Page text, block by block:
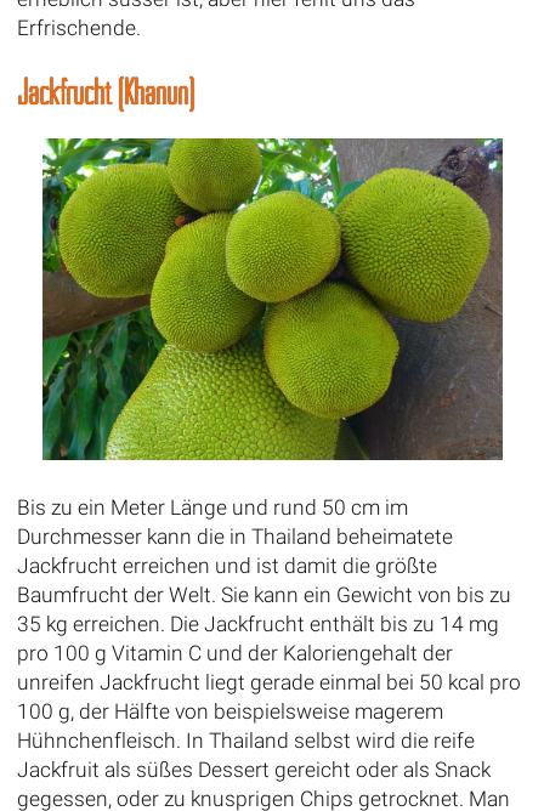
Erfrischende.
Jackfrucht (Khanun)
Bis zu ein Meter Länge und rund 50 cm im
Durchmesser kann die in Thailand beheimatete
Jackfrucht erreichen und ist damit die größte
Baumfrucht der Welt. Sie kann ein Gewicht von bis zu
35 kg erreichen. Die Jackfrucht enthält bis zu 14 mg
pro 100 g Vitamin C und der Kaloriengehalt der
unreifen Jackfrucht liegt gerade einmal bei 50 kcal pro
100 g, der Hälfte von beispielsweise magerem
Hühnchenfleisch. In Thailand selbst wird die reife
Jackfruit als süßes Dessert gereicht oder als Snack
gegessen, oder zu knusprigen Chips getrocknet. Man